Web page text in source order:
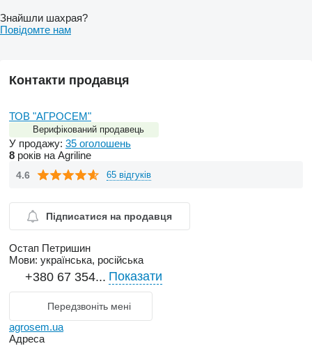
Знайшли шахрая?
Повідомте нам
Контакти продавця
ТОВ "АГРОСЕМ"
Верифікований продавець
У продажу: 35 оголошень
8 років на Agriline
4.6 65 відгуків
Підписатися на продавця
Остап Петришин
Мови: українська, російська
+380 67 354... Показати
Передзвоніть мені
agrosem.ua
Адреса